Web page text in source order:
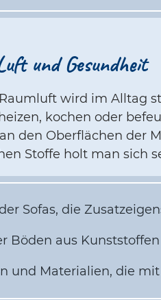
und Gesundheit
wird im Alltag
kochen oder
den Oberflächen der
Stoffe holt man sich
Sofas, die
Böden aus
und Materialien, die